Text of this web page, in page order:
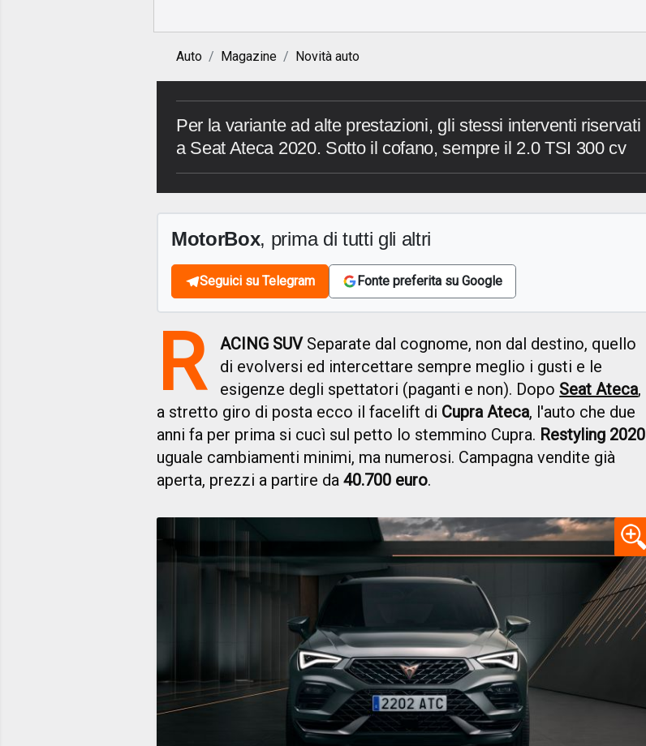
Auto Magazine Novità auto
Per la variante ad alte prestazioni, gli stessi interventi riservati
a Seat Ateca 2020. Sotto il cofano, sempre il 2.0 TSI 300 cv
MotorBox, prima di tutti gli altri
Seguici su Telegram Fonte preferita su Google
R ACING SUVSeparate dal cognome, non dal destino, quello
di evolversi ed intercettare sempre meglio i gusti e le
esigenze degli spettatori (paganti e non). Dopo Seat Ateca,
a stretto giro di posta ecco il facelift di Cupra Ateca, l'auto che due
anni fa per prima si cucì sul petto lo stemmino Cupra. Restyling 2020
uguale cambiamenti minimi, ma numerosi. Campagna vendite già
aperta, prezzi a partire da 40.700 euro.